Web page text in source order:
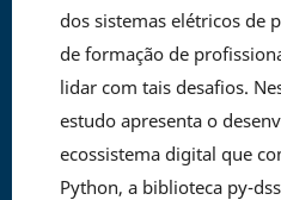
dos sistemas elétricos de
de formação de
lidar com tais desafios.
estudo apresenta o
ecossistema digital que
Python, a biblioteca py-